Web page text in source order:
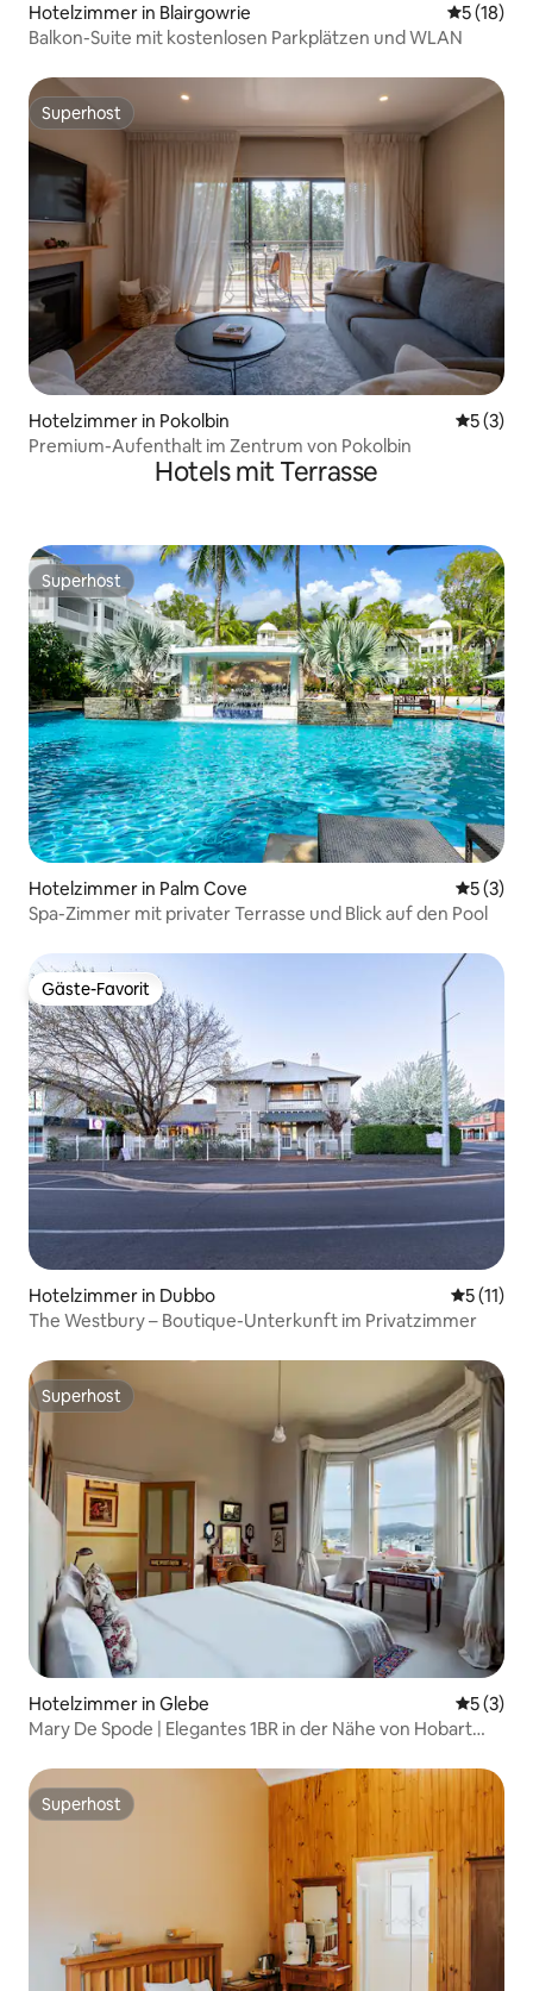
Hotelzimmer in Blairgowrie
5 (18)
Balkon-Suite mit kostenlosen Parkplätzen und WLAN
Superhost
Superhost
Hotelzimmer in Pokolbin
5 (3)
Premium-Aufenthalt im Zentrum von Pokolbin
Hotels mit Terrasse
Superhost
Superhost
Hotelzimmer in Palm Cove
5 (3)
Spa-Zimmer mit privater Terrasse und Blick auf den Pool
Gäste-Favorit
Gäste-Favorit
Hotelzimmer in Dubbo
5 (11)
The Westbury – Boutique-Unterkunft im Privatzimmer
Superhost
Superhost
Hotelzimmer in Glebe
5 (3)
Mary De Spode | Elegantes 1BR in der Nähe von Hobart
Superhost
Superhost